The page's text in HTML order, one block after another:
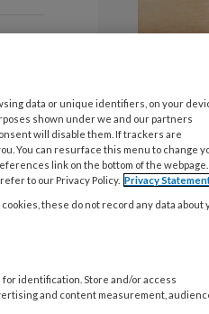
in
per
Dat is
aan
data or unique identifiers, on your
shown under we and our partners
will disable them. If trackers are
You can resurface this menu to change
link on the bottom of the webpage.
to our Privacy Policy. Privacy
these do not record any data about
identification. Store and/or access
and content measurement,